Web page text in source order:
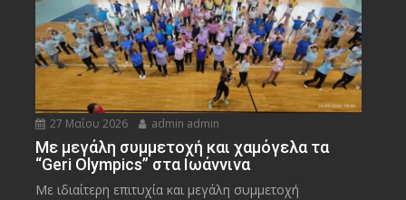
27 Μαΐου 2026 admin admin
Με μεγάλη συμμετοχή και χαμόγελα τα
“Geri Olympics” στα Ιωάννινα
Με ιδιαίτερη επιτυχία και μεγάλη συμμετοχή